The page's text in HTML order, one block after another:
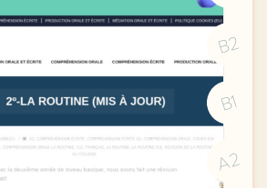
B2
B1
A2